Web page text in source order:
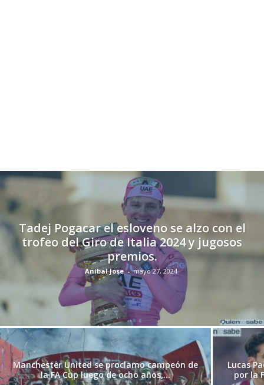
Tadej Pogacar el esloveno se alzo con el
trofeo del Giro de Italia 2024 y jugosos
premios.
Anibal Jose - mayo 27, 2024
Manchester United se proclamo campeón de
la FA Cup luego de ocho años,...
Lucas
por la